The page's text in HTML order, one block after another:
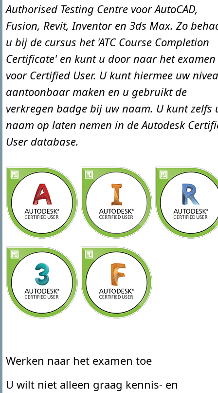
Authorised Testing Centre voor AutoCAD,
Fusion, Revit, Inventor en 3ds Max. Zo
u bij de cursus het 'ATC Course Completion
Certificate' en kunt u door naar het examen
voor Certified User. U kunt hiermee uw
aantoonbaar maken en u gebruikt de
verkregen badge bij uw naam. U kunt zelfs
naam op laten nemen in de Autodesk
User database.
Werken naar het examen toe
U wilt niet alleen graag kennis- en